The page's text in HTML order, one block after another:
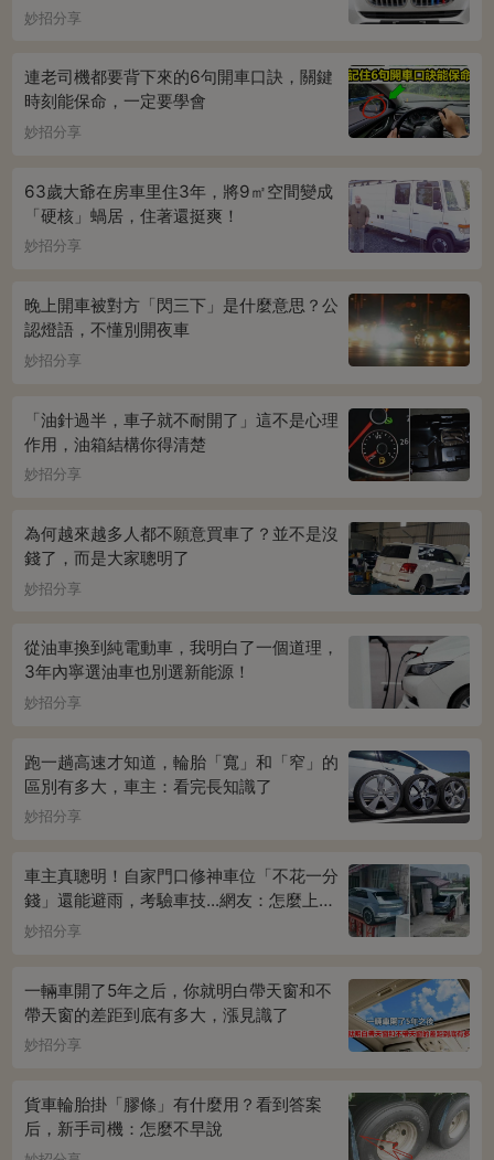
妙招分享
連老司機都要背下來的6句開車口訣，關鍵
時刻能保命，一定要學會
妙招分享
63歲大爺在房車里住3年，將9㎡空間變成
「硬核」蝸居，住著還挺爽！
妙招分享
晚上開車被對方「閃三下」是什麼意思？公
認燈語，不懂別開夜車
妙招分享
「油針過半，車子就不耐開了」這不是心理
作用，油箱結構你得清楚
妙招分享
為何越來越多人都不願意買車了？並不是沒
錢了，而是大家聰明了
妙招分享
從油車換到純電動車，我明白了一個道理，
3年內寧選油車也別選新能源！
妙招分享
跑一趟高速才知道，輪胎「寬」和「窄」的
區別有多大，車主：看完長知識了
妙招分享
車主真聰明！自家門口修神車位「不花一分
錢」還能避雨，考驗車技...網友：怎麼上下
車
妙招分享
一輛車開了5年之后，你就明白帶天窗和不
帶天窗的差距到底有多大，漲見識了
妙招分享
貨車輪胎掛「膠條」有什麼用？看到答案
后，新手司機：怎麼不早說